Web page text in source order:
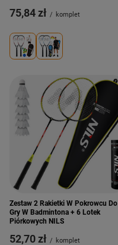
75,84 zł / komplet
Zestaw 2 Rakietki W Pokrowcu Do
Gry W Badmintona + 6 Lotek
Piórkowych NILS
52,70 zł / komplet